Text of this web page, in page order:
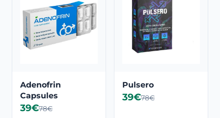
Adenofrin
Capsules
39€78€
Pulsero
39€78€